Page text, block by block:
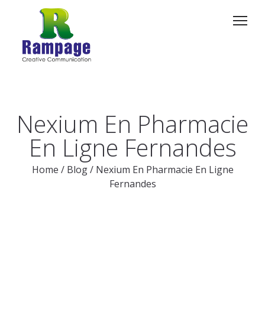
Nexium En Pharmacie
En Ligne Fernandes
Home / Blog /Nexium En Pharmacie En Ligne
Fernandes